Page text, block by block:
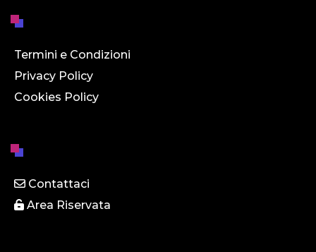
Termini e Condizioni
Privacy Policy
Cookies Policy
Contattaci
Area Riservata